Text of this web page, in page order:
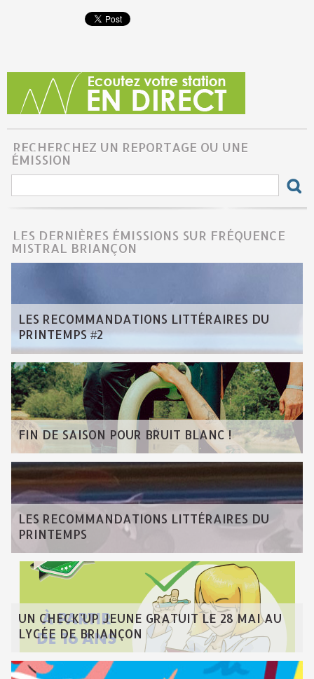
RECHERCHEZ UN REPORTAGE OU UNE
ÉMISSION
LES DERNIÈRES ÉMISSIONS SUR FRÉQUENCE
MISTRAL BRIANÇON
LES RECOMMANDATIONS LITTÉRAIRES DU
PRINTEMPS #2
FIN DE SAISON POUR BRUIT BLANC !
LES RECOMMANDATIONS LITTÉRAIRES DU
PRINTEMPS
UN CHECK'UP JEUNE GRATUIT LE 28 MAI AU
LYCÉE DE BRIANÇON